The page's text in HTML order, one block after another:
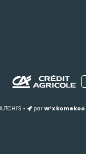
• par W⁴x komekoo